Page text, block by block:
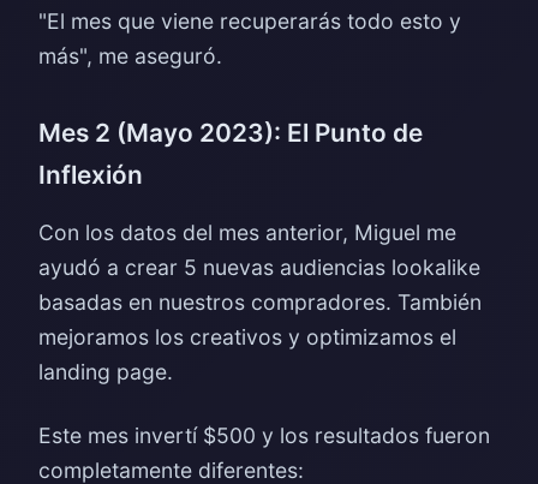
"El mes que viene recuperarás todo esto y
más", me aseguró.
Mes 2 (Mayo 2023): El Punto de
Inflexión
Con los datos del mes anterior, Miguel me
ayudó a crear 5 nuevas audiencias lookalike
basadas en nuestros compradores. También
mejoramos los creativos y optimizamos el
landing page.
Este mes invertí $500 y los resultados fueron
completamente diferentes: